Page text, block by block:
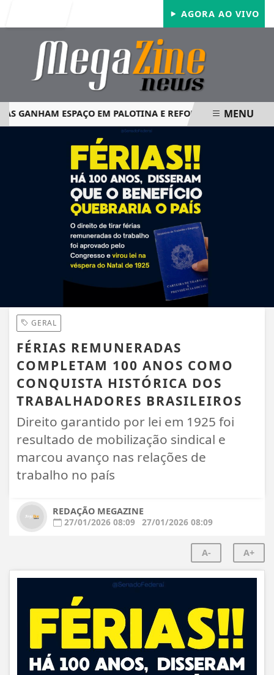
AGORA AO VIVO
ESPAÇO EM PALOTINA E REFORÇAM SEGURANÇA
MENU
GERAL
FÉRIAS REMUNERADAS
COMPLETAM 100 ANOS COMO
CONQUISTA HISTÓRICA DOS
TRABALHADORES BRASILEIROS
Direito garantido por lei em 1925 foi
resultado de mobilização sindical e
marcou avanço nas relações de
trabalho no país
REDAÇÃO MEGAZINE
27/01/2026 08:09 27/01/2026 08:09
A- A+